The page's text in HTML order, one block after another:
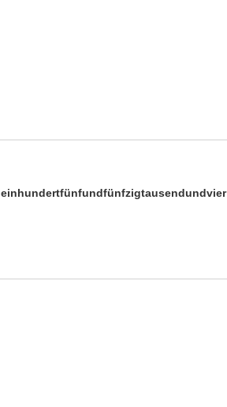
einhundertfünfundfünfzigtausendundvier